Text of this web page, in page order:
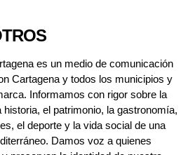
es un medio de comunicación
Cartagena y todos los municipios y
Informamos con rigor sobre la
historia, el patrimonio, la gastronomía,
el deporte y la vida social de una
Damos voz a quienes